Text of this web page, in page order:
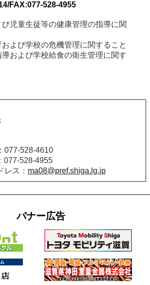
FAX:077-528-4955
児童生徒等の健康管理の指導に関
よび学校の危機管理に関すること
および学校給食の衛生管理に関す
077-528-4610
077-528-4955
レス： ma08@pref.shiga.lg.jp
バナー広告